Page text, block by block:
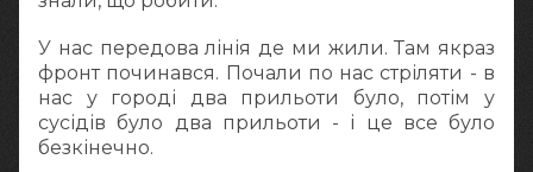
У нас передова лінія де ми жили. Там якраз
фронт починався. Почали по нас стріляти - в
нас у городі два прильоти було, потім у
сусідів було два прильоти - і це все було
безкінечно.